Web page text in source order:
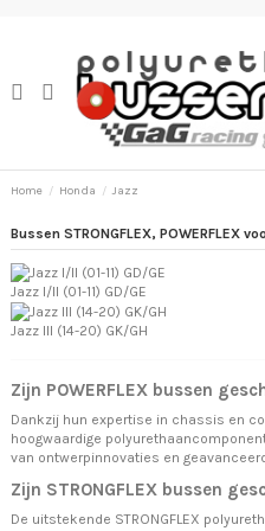
Home Honda Jazz
Bussen STRONGFLEX, POWERFLEX
Jazz I/II (01-11) GD/GE
Jazz III (14-20) GK/GH
Zijn POWERFLEX bussen
Dankzij hun expertise in chassis en
hoogwaardige
van ontwerpinnovaties en
Zijn STRONGFLEX bussen
De uitstekende STRONGFLEX